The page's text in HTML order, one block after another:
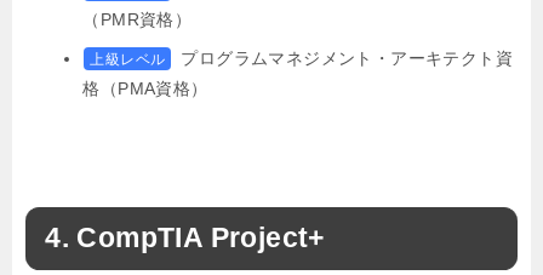
（PMR資格）
上級レベル
プログラムマネジメント・アーキテクト資
格（PMA資格）
CompTIA Project+